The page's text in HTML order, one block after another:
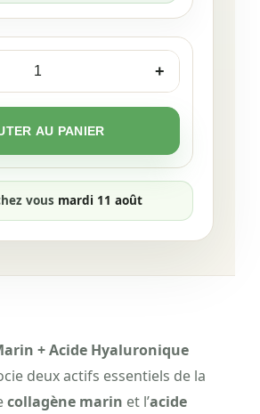
+
AU PANIER
vous mardi 11 août
+ Acide Hyaluronique
deux actifs essentiels de la
collagène marin et l’acide